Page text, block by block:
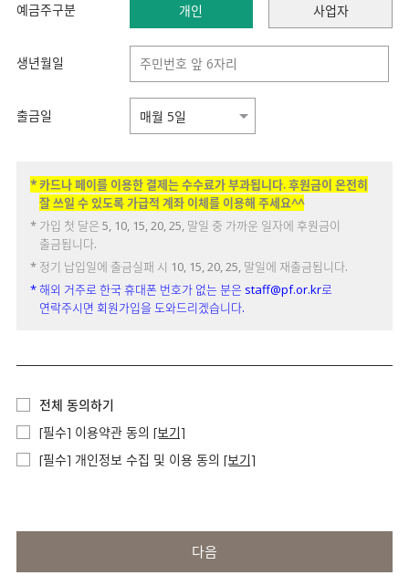
예금주구분 개인 사업자
생년월일
출금일
* 카드나 페이를 이용한 결제는 수수료가 부과됩니다. 후원금이 온전히
잘 쓰일 수 있도록 가급적 계좌 이체를 이용해 주세요^^
* 가입 첫 달은 5, 10, 15, 20, 25, 말일 중 가까운 일자에 후원금이
출금됩니다.
* 정기 납입일에 출금실패 시 10, 15, 20, 25, 말일에 재출금됩니다.
* 해외 거주로 한국 휴대폰 번호가 없는 분은 staff@pf.or.kr로
연락주시면 회원가입을 도와드리겠습니다.
전체 동의하기
[필수] 이용약관 동의 [보기]
[필수] 개인정보 수집 및 이용 동의 [보기]
다음